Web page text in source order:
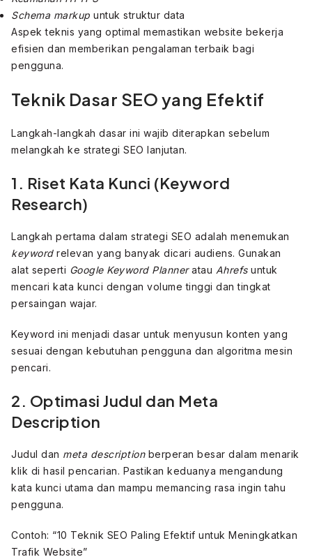
Schema markup untuk struktur data
Aspek teknis yang optimal memastikan website bekerja
efisien dan memberikan pengalaman terbaik bagi
pengguna.
Teknik Dasar SEO yang Efektif
Langkah-langkah dasar ini wajib diterapkan sebelum
melangkah ke strategi SEO lanjutan.
1. Riset Kata Kunci (Keyword
Research)
Langkah pertama dalam strategi SEO adalah menemukan
keywordrelevan yang banyak dicari audiens. Gunakan
alat seperti Google Keyword Planneratau Ahrefsuntuk
mencari kata kunci dengan volume tinggi dan tingkat
persaingan wajar.
Keyword ini menjadi dasar untuk menyusun konten yang
sesuai dengan kebutuhan pengguna dan algoritma mesin
pencari.
2. Optimasi Judul dan Meta
Description
Judul dan meta descriptionberperan besar dalam menarik
klik di hasil pencarian. Pastikan keduanya mengandung
kata kunci utama dan mampu memancing rasa ingin tahu
pengguna.
Contoh: “10 Teknik SEO Paling Efektif untuk Meningkatkan
Trafik Website”